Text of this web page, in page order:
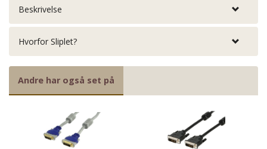
Beskrivelse
Hvorfor Sliplet?
Andre har også set på